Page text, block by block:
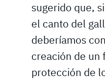
sugerido que,
el canto del
deberíamos
creación de un
protección de